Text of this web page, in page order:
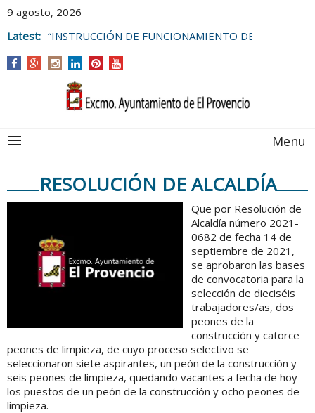
9 agosto, 2026
Latest: “INSTRUCCIÓN DE FUNCIONAMIENTO DE
AYUNTAMIENTO DE EL PROVENCIO
Menu
RESOLUCIÓN DE ALCALDÍA
Que por Resolución de
Alcaldía número 2021-
0682 de fecha 14 de
septiembre de 2021,
se aprobaron las bases
de convocatoria para la
selección de dieciséis
trabajadores/as, dos
peones de la
construcción y catorce
peones de limpieza, de cuyo proceso selectivo se
seleccionaron siete aspirantes, un peón de la construcción y
seis peones de limpieza, quedando vacantes a fecha de hoy
los puestos de un peón de la construcción y ocho peones de
limpieza.